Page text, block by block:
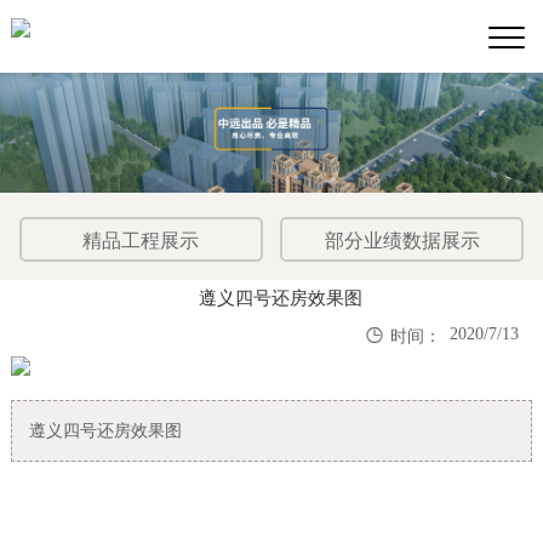
精品工程展示 部分业绩数据展示
遵义四号还房效果图
 时间： 2020/7/13
遵义四号还房效果图